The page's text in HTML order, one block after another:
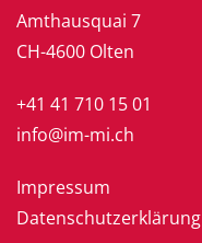
Amthausquai 7
CH-4600 Olten
+41 41 710 15 01
info@im-mi.ch
Impressum
Datenschutzerklärung